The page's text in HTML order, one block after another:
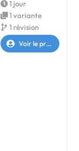
1 jour
1 variante
1 révision
Voir le profil